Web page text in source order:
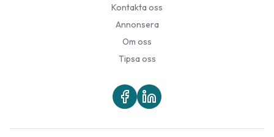
Kontakta oss
Annonsera
Om oss
Tipsa oss